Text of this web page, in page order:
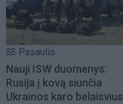
Pasaulis
Nauji ISW duomenys:
Rusija į kovą siunčia
Ukrainos karo belaisvius